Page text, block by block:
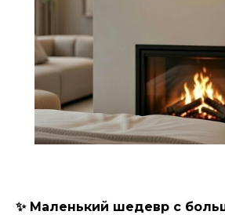
✨ Маленький шедевр с